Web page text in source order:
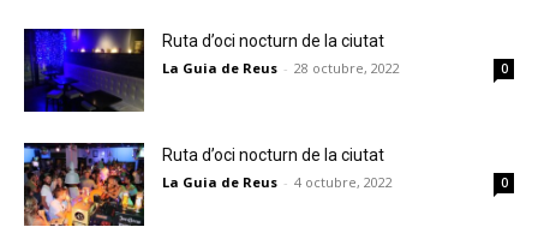
Ruta d’oci nocturn de la ciutat
La Guia de Reus - 28 octubre, 2022 0
Ruta d’oci nocturn de la ciutat
La Guia de Reus - 4 octubre, 2022 0